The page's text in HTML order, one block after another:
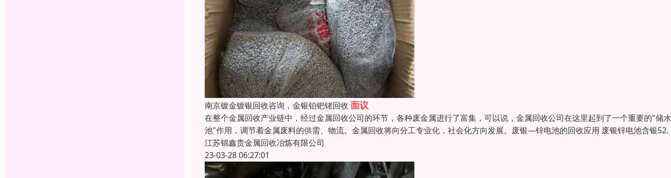
南京镀金镀银回收咨询，金银铂钯铑回收 面议
在整个金属回收产业链中，经过金属回收公司的环节，各种废金属进行了富集，可以说，金属回收公司在这里起到了一个重要的"储水
池"作用，调节着金属废料的供需、物流。金属回收将向分工专业化，社会化方向发展。废银—锌电池的回收应用 废银锌电池含银52.
江苏锦鑫贵金属回收冶炼有限公司
23-03-28 06:27:01